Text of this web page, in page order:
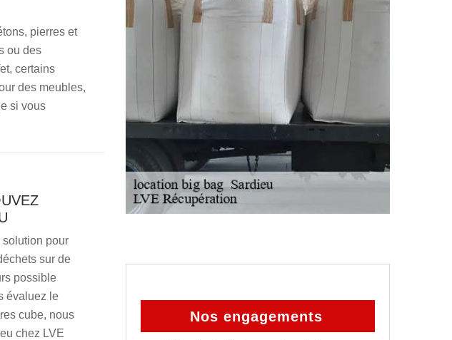
pierres et
ou des
certains
des meubles,
si vous
solution pour
sur de
possible
évaluez le
cube, nous
chez LVE
Nos engagements